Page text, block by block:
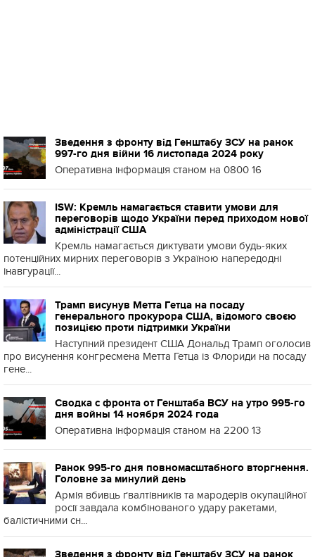
Зведення з фронту від Генштабу ЗСУ на ранок
997-го дня війни 16 листопада 2024 року
Оперативна інформація станом на 0800 16
ISW: Кремль намагається ставити умови для
переговорів щодо України перед приходом нової
адміністрації США
Кремль намагається диктувати умови будь-яких
потенційних мирних переговорів з Україною напередодні
інавгурації...
Трамп висунув Метта Гетца на посаду
генерального прокурора США, відомого своєю
позицією проти підтримки України
Наступний президент США Дональд Трамп оголосив
про висунення конгресмена Метта Гетца із Флориди на посаду
гене...
Сводка с фронта от Генштаба ВСУ на утро 995-го
дня войны 14 ноября 2024 года
Оперативна інформація станом на 2200 13
Ранок 995-го дня повномасштабного вторгнення.
Головне за минулий день
Армія вбивць ґвалтівників та мародерів окупаційної
росії завдала комбінованого удару ракетами,
балістичними сн...
Зведення з фронту від Генштабу ЗСУ на ранок